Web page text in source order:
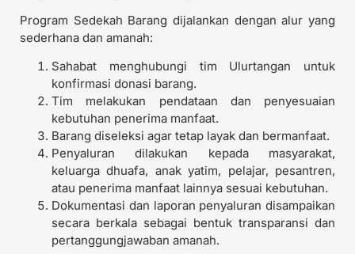
Program Sedekah Barang dijalankan dengan alur yang
sederhana dan amanah:
Sahabat menghubungi tim Ulurtangan untuk
konfirmasi donasi barang.
Tim melakukan pendataan dan penyesuaian
kebutuhan penerima manfaat.
Barang diseleksi agar tetap layak dan bermanfaat.
Penyaluran dilakukan kepada masyarakat,
keluarga dhuafa, anak yatim, pelajar, pesantren,
atau penerima manfaat lainnya sesuai kebutuhan.
Dokumentasi dan laporan penyaluran disampaikan
secara berkala sebagai bentuk transparansi dan
pertanggungjawaban amanah.